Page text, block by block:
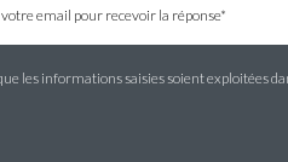
les informations saisies soient exploitées